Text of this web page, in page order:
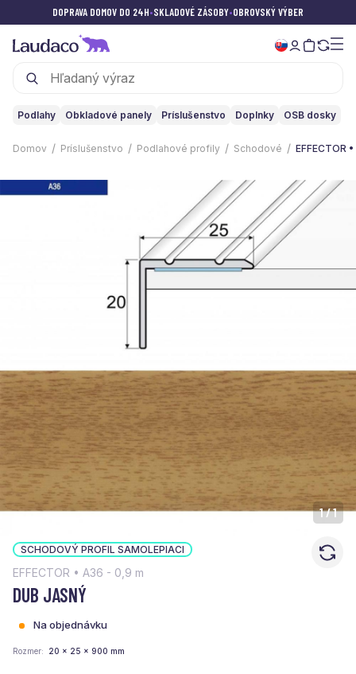
DOPRAVA DOMOV DO 24H•SKLADOVÉ ZÁSOBY•OBROVSKÝ VÝBER
Podlahy Obkladové panely Príslušenstvo Doplnky OSB dosky
Domov Príslušenstvo Podlahové profily Schodové EFFECTOR
1/1
SCHODOVÝ PROFIL SAMOLEPIACI
EFFECTOR • A36 - 0,9 m
DUB JASNÝ
Na objednávku
Rozmer 20 x 25 x 900 mm